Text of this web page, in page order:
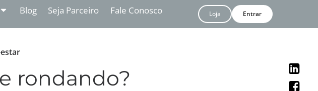
Blog Seja Parceiro Fale Conosco Loja Entrar
rondando?